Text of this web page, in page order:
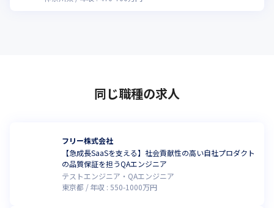
同じ職種の求人
フリー株式会社
【急成長SaaSを支える】社会貢献性の高い自社プロダクト
の品質保証を担うQAエンジニア
テストエンジニア・QAエンジニア
東京都
年収 : 550-1000万円